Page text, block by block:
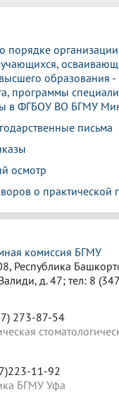
порядке
образования
программы
в ФГБОУ ВО БГМУ
письма
осмотр
о практической
комиссия БГМУ
Республика
д. 47; тел: 8
273-87-54
11-92
БГМУ Уфа